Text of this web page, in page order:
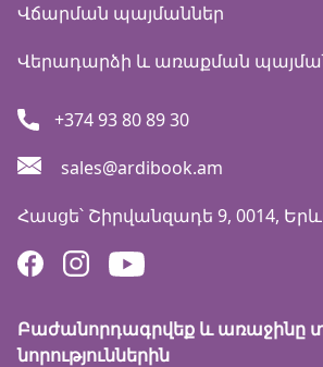
Վճարման պայմաններ
Վերադարձի և առաքման
+374 93 80 89 30
sales@ardibook.am
Հասցե՝ Շիրվանզադե 9, 0014,
Բաժանորդագրվեք և առաջինը
նորություններին